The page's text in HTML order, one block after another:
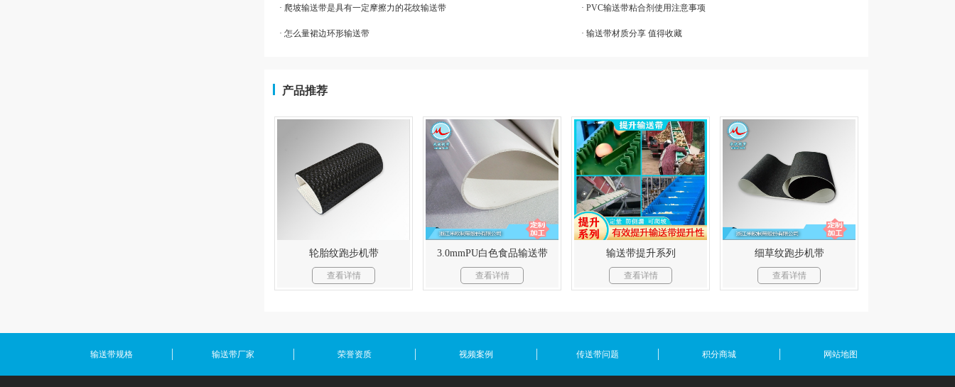
· 爬坡输送带是具有一定摩擦力的花纹输送带 · PVC输送带粘合剂使用注意事项
· 怎么量裙边环形输送带 · 输送带材质分享 值得收藏
产品推荐
轮胎纹跑步机带
查看详情
3.0mmPU白色食品输送带
查看详情
输送带提升系列
查看详情
细草纹跑步机带
查看详情
输送带规格 输送带厂家 荣誉资质 视频案例 传送带问题 积分商城 网站地图